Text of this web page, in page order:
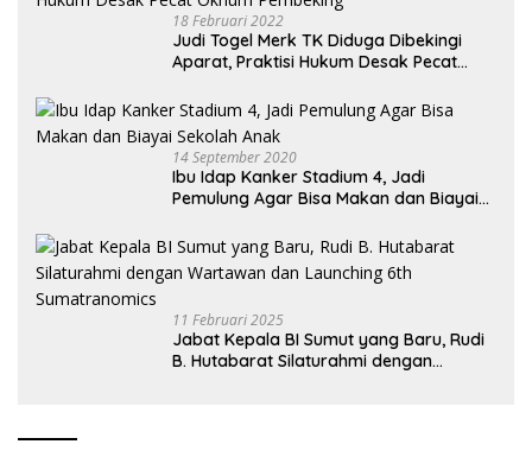
18 Februari 2022
Judi Togel Merk TK Diduga Dibekingi
Aparat, Praktisi Hukum Desak Pecat
14 September 2020
Ibu Idap Kanker Stadium 4, Jadi
Pemulung Agar Bisa Makan dan Biayai
11 Februari 2025
Jabat Kepala BI Sumut yang Baru, Rudi
B. Hutabarat Silaturahmi dengan